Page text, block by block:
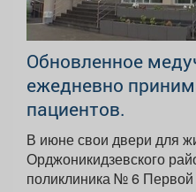
Обновленное
ежедневно
пациентов.
В июне свои двери для
Орджоникидзевского
поликлиника № 6